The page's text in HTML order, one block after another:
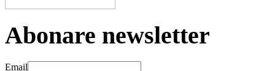
Abonare newsletter
Email